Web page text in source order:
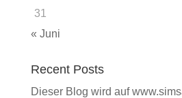
31
« Juni
Recent Posts
Dieser Blog wird auf